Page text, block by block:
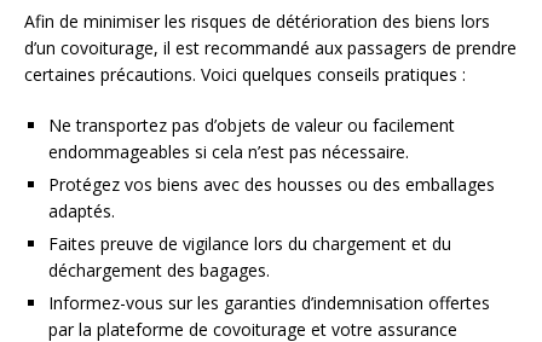
Afin de minimiser les risques de détérioration des biens lors
d’un covoiturage, il est recommandé aux passagers de prendre
certaines précautions. Voici quelques conseils pratiques :
Ne transportez pas d’objets de valeur ou facilement
endommageables si cela n’est pas nécessaire.
Protégez vos biens avec des housses ou des emballages
adaptés.
Faites preuve de vigilance lors du chargement et du
déchargement des bagages.
Informez-vous sur les garanties d’indemnisation offertes
par la plateforme de covoiturage et votre assurance